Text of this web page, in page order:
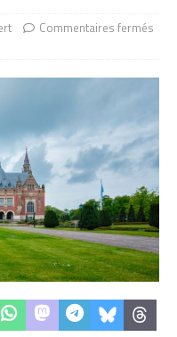
Commentaires fermés